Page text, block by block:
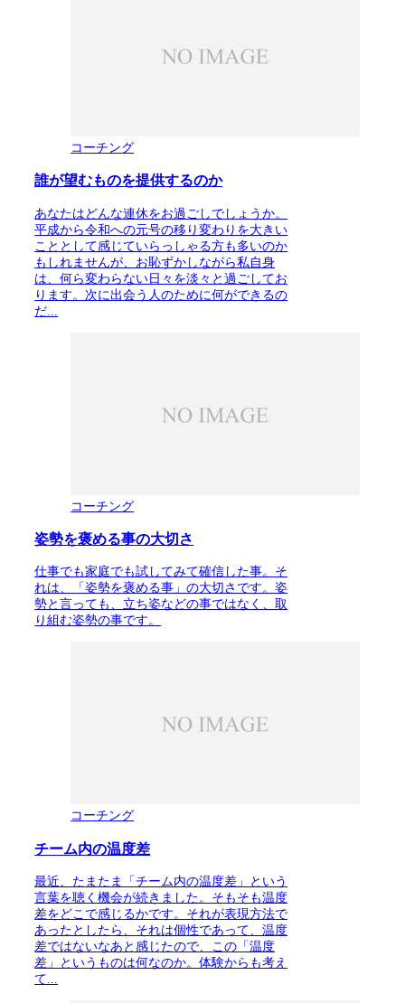
コーチング
誰が望むものを提供するのか
あなたはどんな連休をお過ごしでしょうか。
平成から令和への元号の移り変わりを大きい
こととして感じていらっしゃる方も多いのか
もしれませんが、お恥ずかしながら私自身
は、何ら変わらない日々を淡々と過ごしてお
ります。次に出会う人のために何ができるの
だ...
コーチング
姿勢を褒める事の大切さ
仕事でも家庭でも試してみて確信した事。そ
れは、「姿勢を褒める事」の大切さです。姿
勢と言っても、立ち姿などの事ではなく、取
り組む姿勢の事です。
コーチング
チーム内の温度差
最近、たまたま「チーム内の温度差」という
言葉を聴く機会が続きました。そもそも温度
差をどこで感じるかです。それが表現方法で
あったとしたら、それは個性であって、温度
差ではないなあと感じたので、この「温度
差」というものは何なのか。体験からも考え
て...